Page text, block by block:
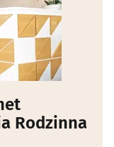
Rodzinna